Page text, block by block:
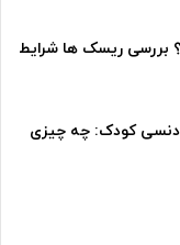
بررسی ریسک ها شرایط
کودک: چه چیزی